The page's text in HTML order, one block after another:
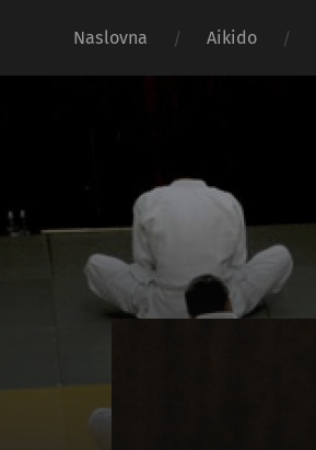
Naslovna Aikido